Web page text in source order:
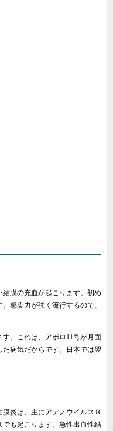
膜の充血が起こります。初め
感染力が強く流行するので、
。これは、アポロ11号が月面
病気だからです。日本では翌
炎は、主にアデノウイルス８
も起こります。急性出血性結